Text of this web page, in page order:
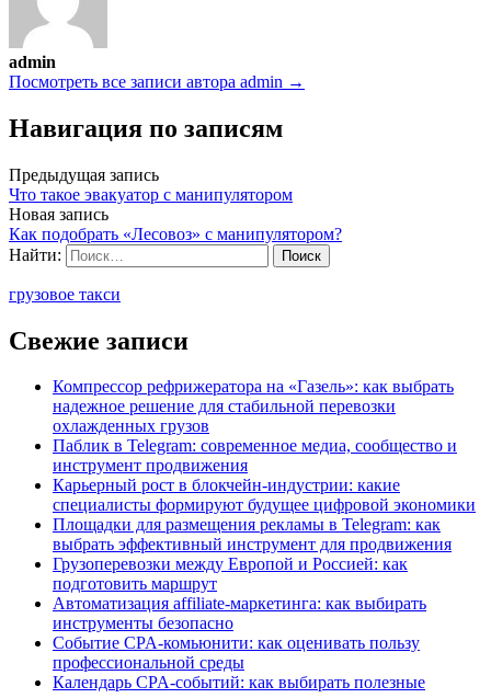
admin
Посмотреть все записи автора admin →
Навигация по записям
Предыдущая запись
Что такое эвакуатор с манипулятором
Новая запись
Как подобрать «Лесовоз» с манипулятором?
Найти:
грузовое такси
Свежие записи
Компрессор рефрижератора на «Газель»: как выбрать
надежное решение для стабильной перевозки
охлажденных грузов
Паблик в Telegram: современное медиа, сообщество и
инструмент продвижения
Карьерный рост в блокчейн-индустрии: какие
специалисты формируют будущее цифровой экономики
Площадки для размещения рекламы в Telegram: как
выбрать эффективный инструмент для продвижения
Грузоперевозки между Европой и Россией: как
подготовить маршрут
Автоматизация affiliate-маркетинга: как выбирать
инструменты безопасно
Событие CPA-комьюнити: как оценивать пользу
профессиональной среды
Календарь CPA-событий: как выбирать полезные